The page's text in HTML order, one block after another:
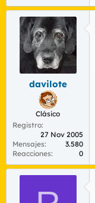
davilote
Clásico
Registro
27 Nov 2005
Mensajes
3.580
Reacciones
0